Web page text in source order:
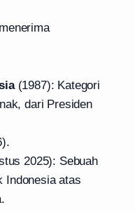
(1987): Kategori
dari Presiden
2025): Sebuah
Indonesia atas